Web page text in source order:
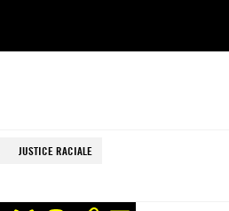
JUSTICE RACIALE